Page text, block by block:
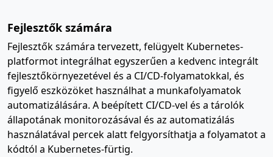
Fejlesztők számára
Fejlesztők számára tervezett, felügyelt Kubernetes-
platformot integrálhat egyszerűen a kedvenc integrált
fejlesztőkörnyezetével és a CI/CD-folyamatokkal, és
figyelő eszközöket használhat a munkafolyamatok
automatizálására. A beépített CI/CD-vel és a tárolók
állapotának monitorozásával és az automatizálás
használatával percek alatt felgyorsíthatja a folyamatot a
kódtól a Kubernetes-fürtig.